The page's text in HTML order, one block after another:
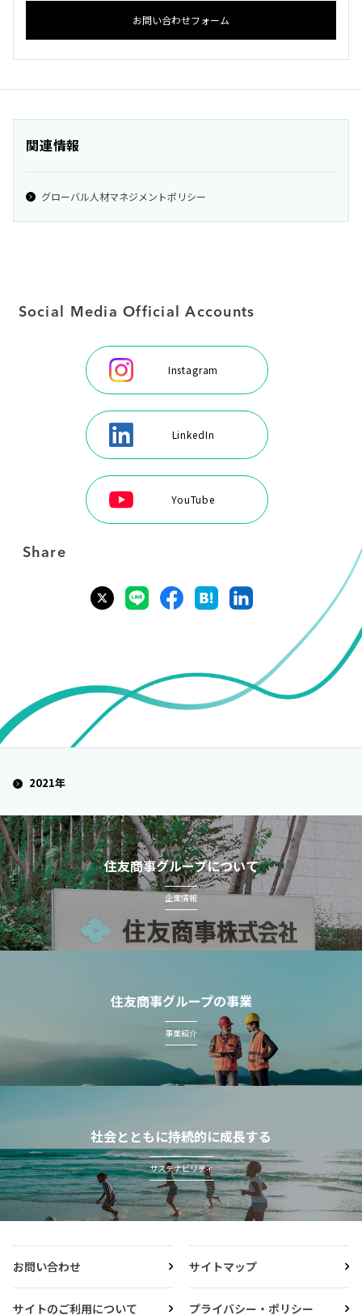
お問い合わせフォーム
関連情報
グローバル人材マネジメントポリシー
Social Media Official Accounts
Instagram
LinkedIn
YouTube
Share
2021年
住友商事グループについて
企業情報
住友商事グループの事業
事業紹介
社会とともに持続的に成長する
サステナビリティ
お問い合わせ サイトマップ
サイトのご利用について プライバシー・ポリシー